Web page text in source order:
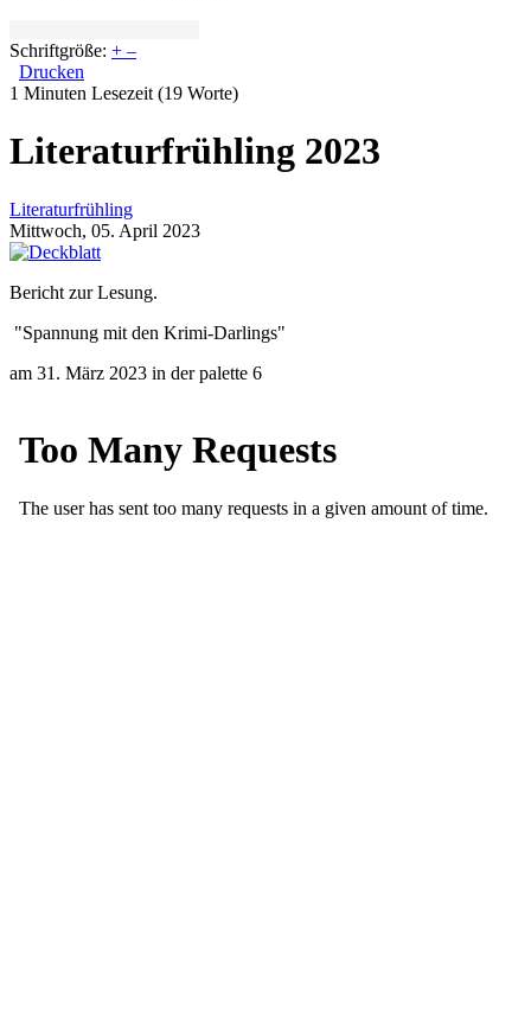
Schriftgröße: + –
Drucken
1 Minuten Lesezeit (19 Worte)
Literaturfrühling 2023
Literaturfrühling
Mittwoch, 05. April 2023
Bericht zur Lesung.
"Spannung mit den Krimi-Darlings"
am 31. März 2023 in der palette 6